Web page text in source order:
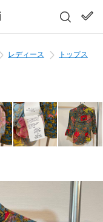
レディース
トップス